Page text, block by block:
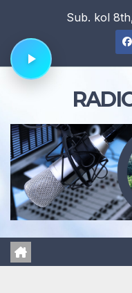
content
Sub. kol